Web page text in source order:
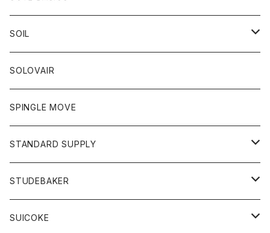
ボトム
ワンピース
トップス
Tシャツ
トレーナー
ボトム
ショートパンツ
スカート
レディース
スカート
Tシャツ
アクセサリー
バック
カーディガン
コート
グッズ
ネクタイ
グローブ
アクセサリー
トップス
カットソー
カーディガン
ボトム
ショートパンツ
パンツ
レディース
カットソー
ボトム
ジーンズ
チノパン
トップス
ポロシャツ
ベスト
靴
SOIL
靴
ワンピース
トップス
カットソー
ボトム
パンツ
SOLOVAIR
SPINGLE MOVE
STANDARD SUPPLY
財布
バッグ
STUDEBAKER
アクセサリー
SUICOKE